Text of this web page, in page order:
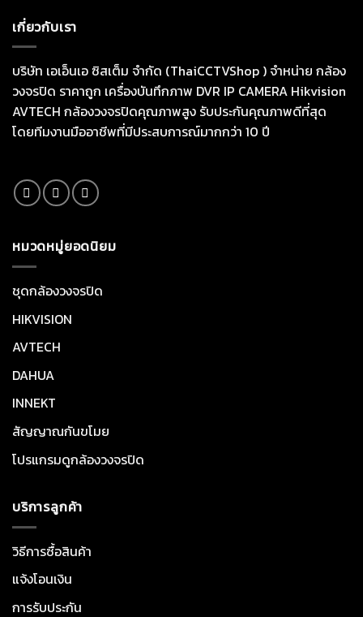
เกี่ยวกับเรา
บริษัท เอเอ็นเอ ซิสเต็ม จำกัด (ThaiCCTVShop ) จำหน่าย กล้อง
วงจรปิด ราคาถูก เครื่องบันทึกภาพ DVR IP CAMERA Hikvision
AVTECH กล้องวงจรปิดคุณภาพสูง รับประกันคุณภาพดีที่สุด
โดยทีมงานมืออาชีพที่มีประสบการณ์มากกว่า 10 ปี
หมวดหมู่ยอดนิยม
ชุดกล้องวงจรปิด
HIKVISION
AVTECH
DAHUA
INNEKT
สัญญาณกันขโมย
โปรแกรมดูกล้องวงจรปิด
บริการลูกค้า
วิธีการซื้อสินค้า
แจ้งโอนเงิน
การรับประกัน